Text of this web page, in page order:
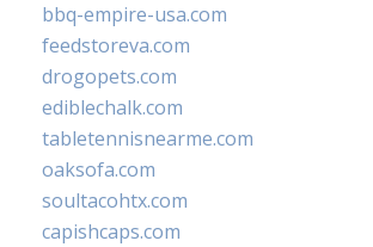
bbq-empire-usa.com
feedstoreva.com
drogopets.com
ediblechalk.com
tabletennisnearme.com
oaksofa.com
soultacohtx.com
capishcaps.com